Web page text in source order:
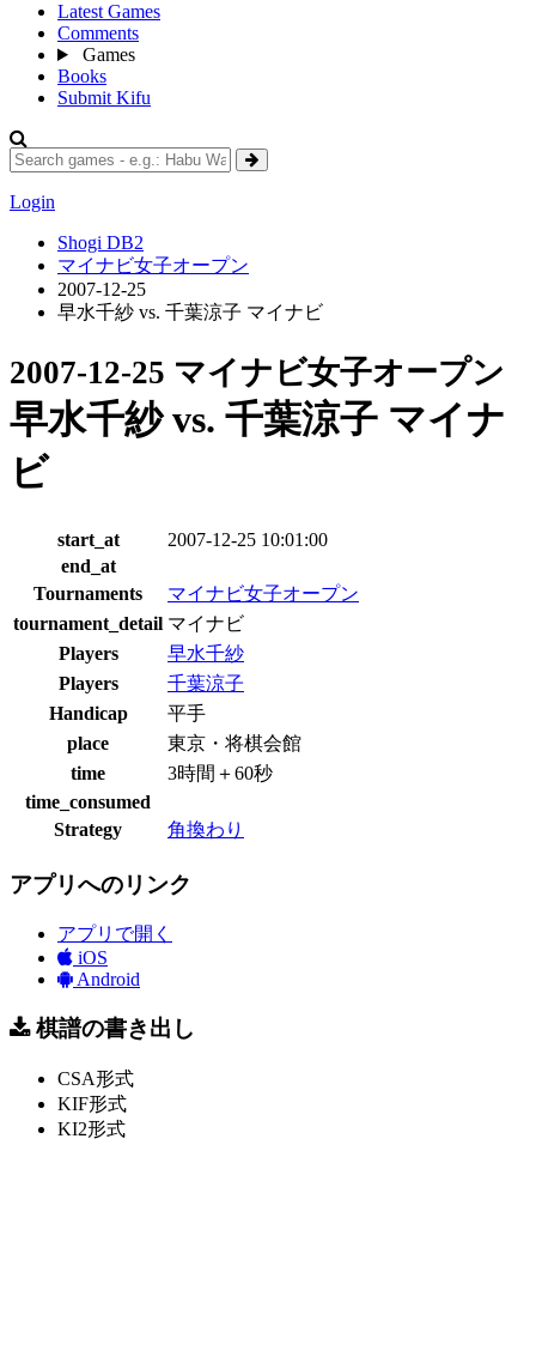
Latest Games
Comments
Games
Books
Submit Kifu
Login
Shogi DB2
マイナビ女子オープン
2007-12-25
早水千紗 vs. 千葉涼子 マイナビ
2007-12-25 マイナビ女子オープン
早水千紗 vs. 千葉涼子 マイナ
ビ
start_at
2007-12-25 10:01:00
end_at
Tournaments
マイナビ女子オープン
tournament_detail マイナビ
Players
早水千紗
Players
千葉涼子
Handicap
平手
place
東京・将棋会館
time
3時間＋60秒
time_consumed
Strategy
角換わり
アプリへのリンク
アプリで開く
iOS
Android
棋譜の書き出し
CSA形式
KIF形式
KI2形式